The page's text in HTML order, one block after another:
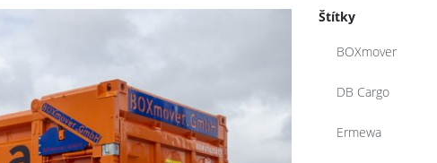
Štítky
BOXmover
DB Cargo
Ermewa